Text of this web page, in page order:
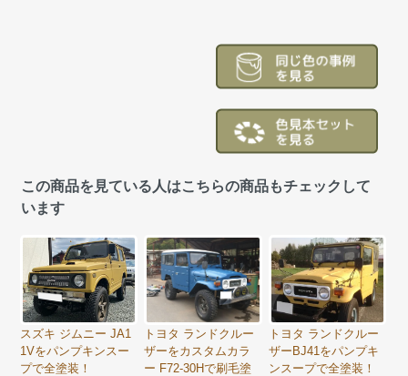
この商品を見ている人はこちらの商品もチェックして
います
スズキ ジムニー JA1
1Vをパンプキンスー
プで全塗装！
トヨタ ランドクルー
ザーをカスタムカラ
ー F72-30Hで刷毛塗
トヨタ ランドクルー
ザーBJ41をパンプキ
ンスープで全塗装！